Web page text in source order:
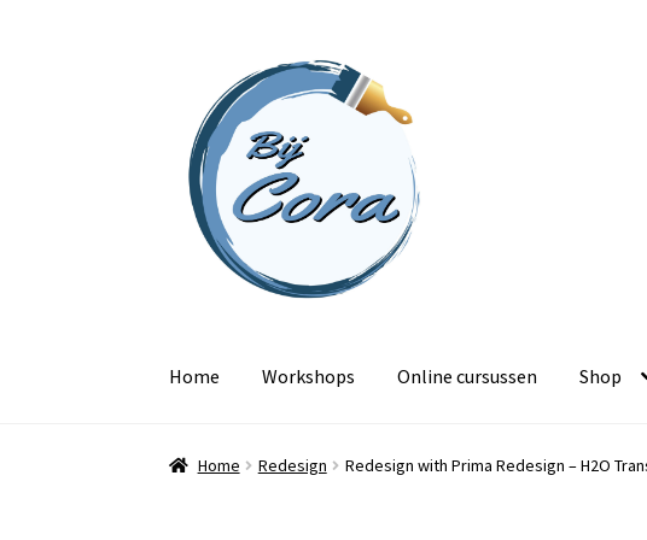
naar
navigatie
inhoud
Home Workshops Online cursussen Shop
Home Redesign Redesign with Prima Redesign – H2O